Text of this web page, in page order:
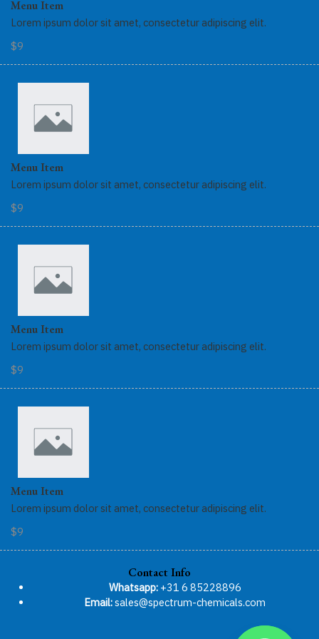
Menu Item
Lorem ipsum dolor sit amet, consectetur adipiscing elit.
$9
Menu Item
Lorem ipsum dolor sit amet, consectetur adipiscing elit.
$9
Menu Item
Lorem ipsum dolor sit amet, consectetur adipiscing elit.
$9
Menu Item
Lorem ipsum dolor sit amet, consectetur adipiscing elit.
$9
Contact Info
Whatsapp:+31 6 85228896
Email:sales@spectrum-chemicals.com